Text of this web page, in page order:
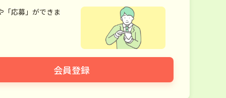
「応募」ができま
会員登録